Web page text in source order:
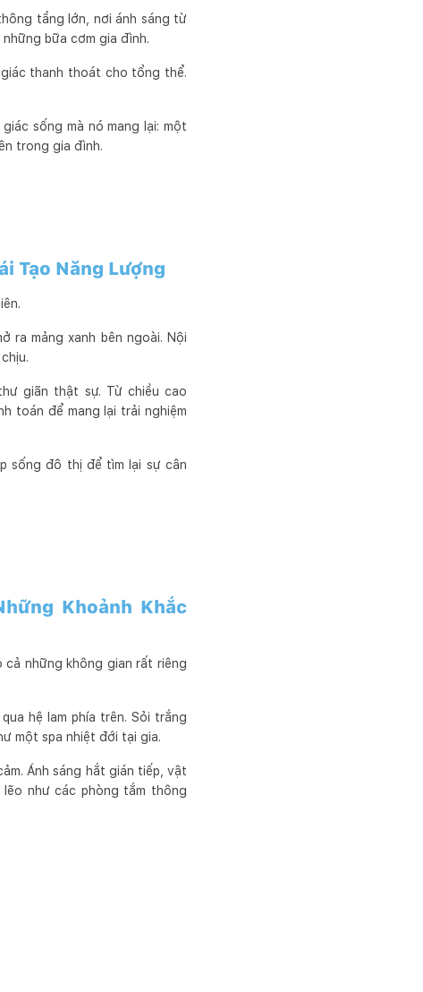
tầng lớn, nơi ánh sáng từ
bữa cơm gia đình.
thanh thoát cho tổng thể.
sống mà nó mang lại: một
trong gia đình.
Tạo Năng Lượng
ra mảng xanh bên ngoài. Nội
giãn thật sự. Từ chiều cao
toán để mang lại trải nghiệm
sống đô thị để tìm lại sự cân
Khoảnh Khắc
những không gian rất riêng
hệ lam phía trên. Sỏi trắng
một spa nhiệt đới tại gia.
Ánh sáng hắt gián tiếp, vật
như các phòng tắm thông